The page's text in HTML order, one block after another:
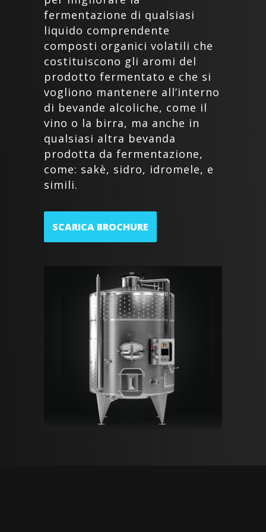
fermentazione di qualsiasi
liquido comprendente
composti organici volatili che
costituiscono gli aromi del
prodotto fermentato e che si
vogliono mantenere all’interno
di bevande alcoliche, come il
vino o la birra, ma anche in
qualsiasi altra bevanda
prodotta da fermentazione,
come: sakè, sidro, idromele, e
simili.
SCARICA BROCHURE